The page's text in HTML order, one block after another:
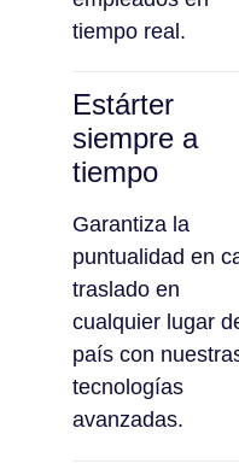
tiempo real.
Estárter
siempre a
tiempo
Garantiza la
puntualidad en
traslado en
cualquier lugar
país con
tecnologías
avanzadas.